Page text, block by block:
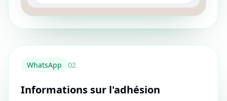
WhatsApp 02
Informations sur l'adhésion